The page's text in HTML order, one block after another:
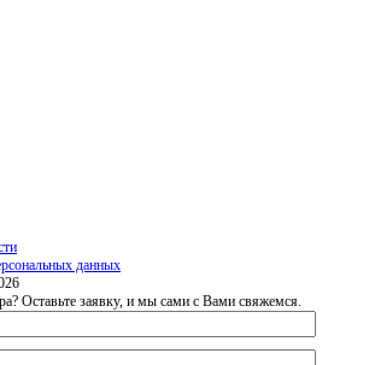
данных
Оставьте заявку, и мы сами с Вами свяжемся.